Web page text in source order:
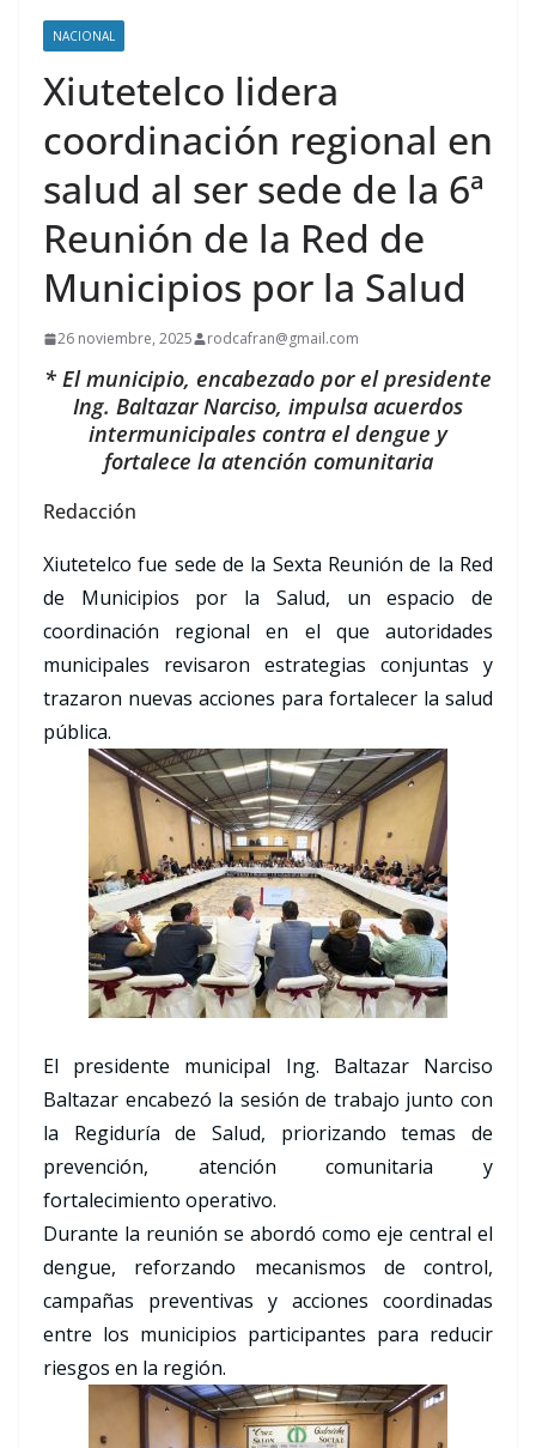
NACIONAL
Xiutetelco lidera
coordinación regional en
salud al ser sede de la 6ª
Reunión de la Red de
Municipios por la Salud
26 noviembre, 2025 rodcafran@gmail.com
* El municipio, encabezado por el presidente
Ing. Baltazar Narciso, impulsa acuerdos
intermunicipales contra el dengue y
fortalece la atención comunitaria
Redacción
Xiutetelco fue sede de la Sexta Reunión de la Red
de Municipios por la Salud, un espacio de
coordinación regional en el que autoridades
municipales revisaron estrategias conjuntas y
trazaron nuevas acciones para fortalecer la salud
pública.
El presidente municipal Ing. Baltazar Narciso
Baltazar encabezó la sesión de trabajo junto con
la Regiduría de Salud, priorizando temas de
prevención, atención comunitaria y
fortalecimiento operativo.
Durante la reunión se abordó como eje central el
dengue, reforzando mecanismos de control,
campañas preventivas y acciones coordinadas
entre los municipios participantes para reducir
riesgos en la región.